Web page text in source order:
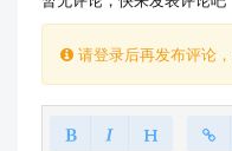
请登录后再发布评论，